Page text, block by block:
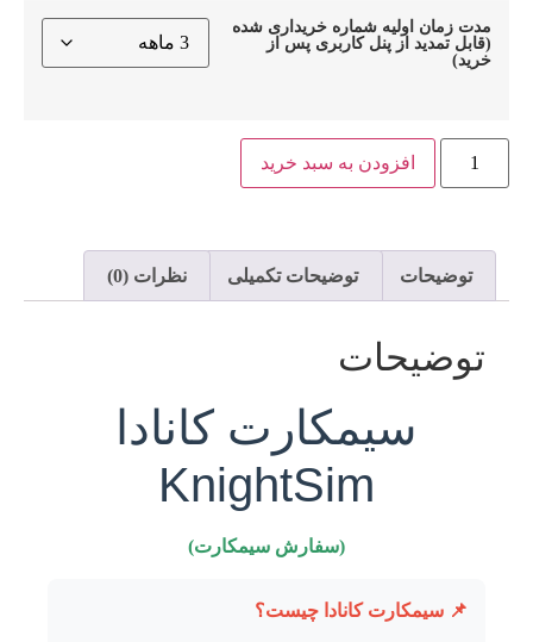
مدت زمان اولیه شماره خریداری شده
(قابل تمدید از پنل کاربری پس از
خرید)
افزودن به سبد خرید
توضیحات توضیحات تکمیلی نظرات (0)
توضیحات
سیمکارت کانادا
KnightSim
(سفارش سیمکارت)
📌 سیمکارت کانادا چیست؟